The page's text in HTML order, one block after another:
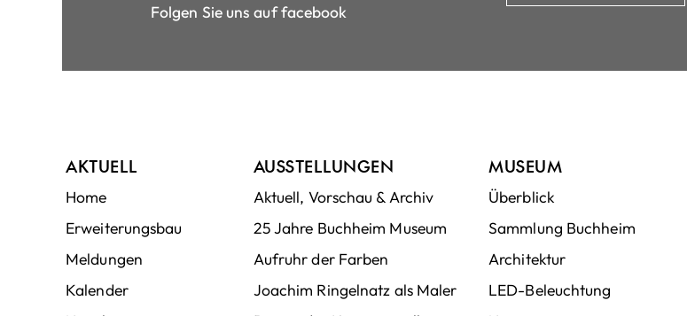
Folgen Sie uns auf facebook
AKTUELL
Home
Erweiterungsbau
Meldungen
Kalender
AUSSTELLUNGEN
Aktuell, Vorschau & Archiv
25 Jahre Buchheim Museum
Aufruhr der Farben
Joachim Ringelnatz als Maler
MUSEUM
Überblick
Sammlung Buchheim
Architektur
LED-Beleuchtung